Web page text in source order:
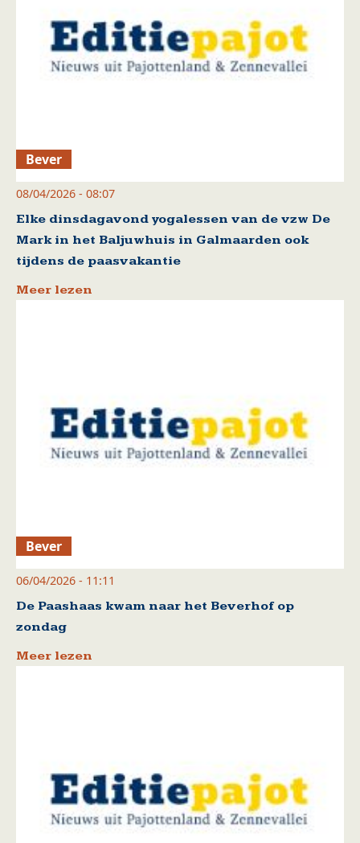
Bever
08/04/2026 - 08:07
Elke dinsdagavond yogalessen van de vzw De
Mark in het Baljuwhuis in Galmaarden ook
tijdens de paasvakantie
Meer lezen
Bever
06/04/2026 - 11:11
De Paashaas kwam naar het Beverhof op
zondag
Meer lezen